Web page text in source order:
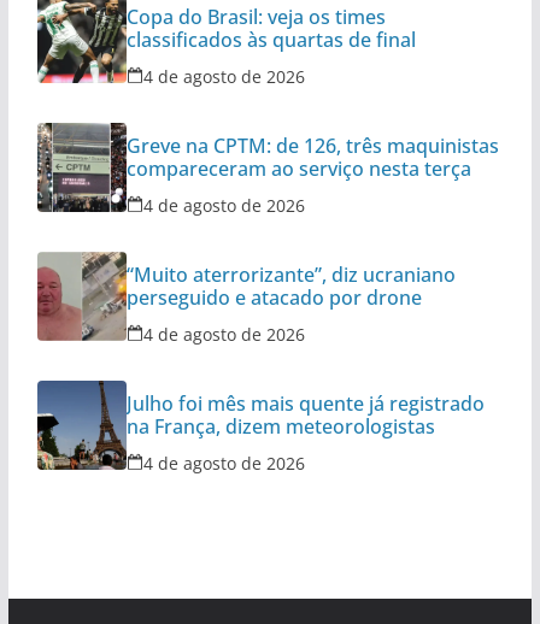
Copa do Brasil: veja os times
classificados às quartas de final
4 de agosto de 2026
Greve na CPTM: de 126, três maquinistas
compareceram ao serviço nesta terça
4 de agosto de 2026
“Muito aterrorizante”, diz ucraniano
perseguido e atacado por drone
4 de agosto de 2026
Julho foi mês mais quente já registrado
na França, dizem meteorologistas
4 de agosto de 2026